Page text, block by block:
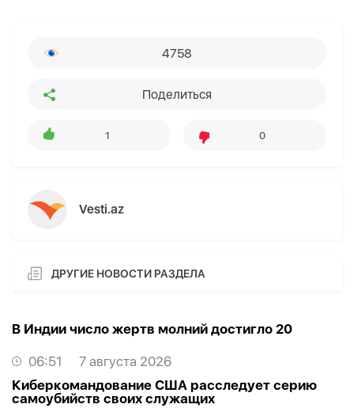
4758
Поделиться
1 0
Vesti.az
ДРУГИЕ НОВОСТИ РАЗДЕЛА
В Индии число жертв молний достигло 20
06:51
7 августа 2026
Киберкомандование США расследует серию
самоубийств своих служащих